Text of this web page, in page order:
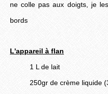
ne colle pas aux doigts, je
bords
L'appareil à flan
1 L de lait
250gr de crème liquide